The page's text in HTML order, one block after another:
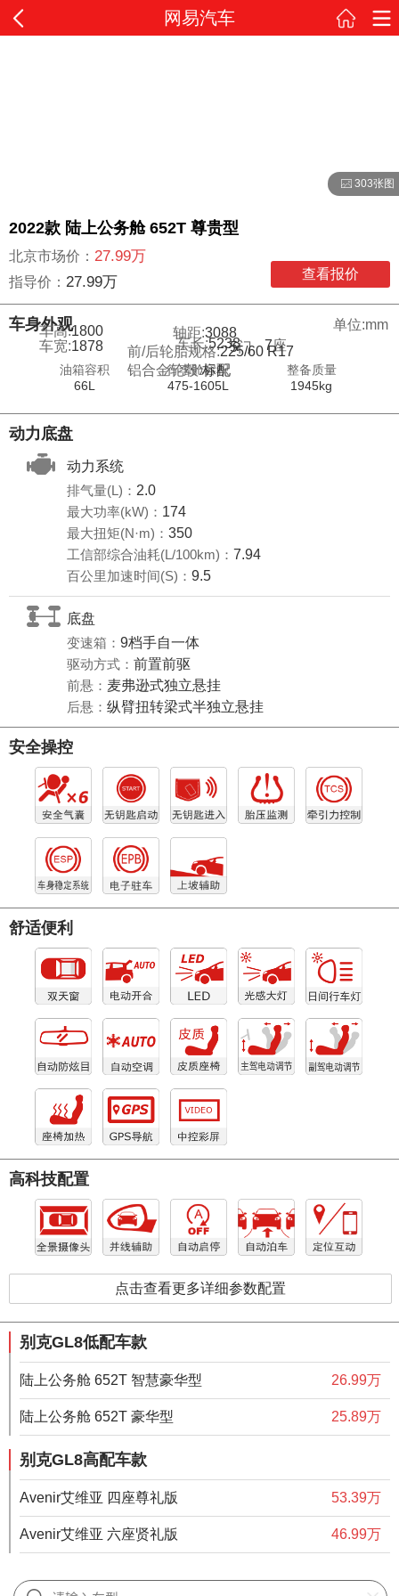
网易汽车
303张图
2022款 陆上公务舱 652T 尊贵型
北京市场价： 27.99万
指导价： 27.99万 查看报价
车身外观
单位:mm
车长:5238
车宽:1878 7座
5门
车高:1800 轴距:3088
前/后轮胎规格:225/60 R17
铝合金轮毂:标配
油箱容积
66L
行李舱容积
475-1605L
整备质量
1945kg
动力底盘
动力系统
排气量(L)： 2.0
最大功率(kW)： 174
最大扭矩(N·m)： 350
工信部综合油耗(L/100km)： 7.94
百公里加速时间(S)： 9.5
底盘
变速箱： 9档手自一体
驱动方式： 前置前驱
前悬： 麦弗逊式独立悬挂
后悬： 纵臂扭转梁式半独立悬挂
安全操控
舒适便利
高科技配置
点击查看更多详细参数配置
别克GL8低配车款
陆上公务舱 652T 智慧豪华型 26.99万
陆上公务舱 652T 豪华型 25.89万
别克GL8高配车款
Avenir艾维亚 四座尊礼版 53.39万
Avenir艾维亚 六座贤礼版 46.99万